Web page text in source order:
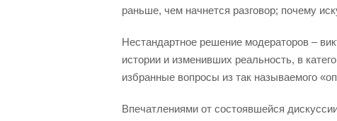
раньше, чем начнется разговор; почему
Нестандартное решение модераторов –
истории и изменивших реальность, в
избранные вопросы из так называемого
Впечатлениями от состоявшейся